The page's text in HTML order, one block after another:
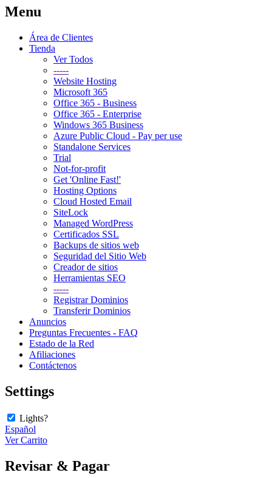
Menu
Área de Clientes
Tienda
Ver Todos
-----
Website Hosting
Microsoft 365
Office 365 - Business
Office 365 - Enterprise
Windows 365 Business
Azure Public Cloud - Pay per use
Standalone Services
Trial
Not-for-profit
Get 'Online Fast!'
Hosting Options
Cloud Hosted Email
SiteLock
Managed WordPress
Certificados SSL
Backups de sitios web
Seguridad del Sitio Web
Creador de sitios
Herramientas SEO
-----
Registrar Dominios
Transferir Dominios
Anuncios
Preguntas Frecuentes - FAQ
Estado de la Red
Afiliaciones
Contáctenos
Settings
Lights?
Español
Ver Carrito
Revisar & Pagar